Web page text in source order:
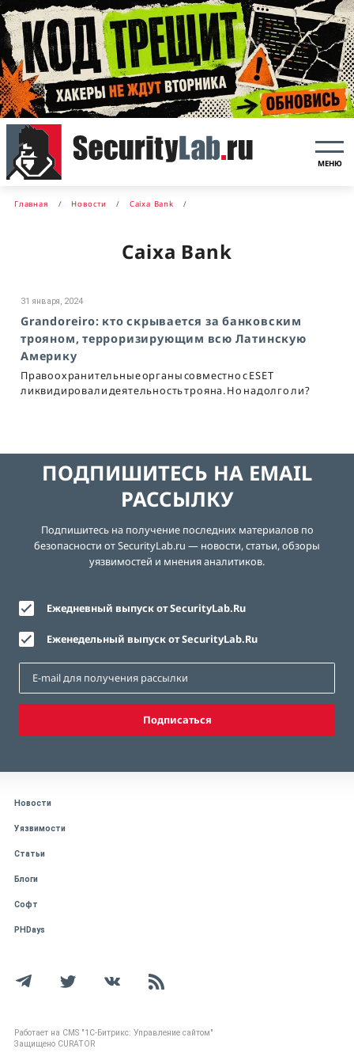
МЕНЮ
Главная Новости Caixa Bank
Caixa Bank
31 января, 2024
Grandoreiro: кто скрывается за банковским
трояном, терроризирующим всю Латинскую
Америку
Правоохранительные органы совместно с ESET
ликвидировали деятельность трояна. Но надолго ли?
ПОДПИШИТЕСЬ НА EMAIL
РАССЫЛКУ
Подпишитесь на получение последних материалов по
безопасности от SecurityLab.ru — новости, статьи, обзоры
уязвимостей и мнения аналитиков.
Ежедневный выпуск от SecurityLab.Ru
Еженедельный выпуск от SecurityLab.Ru
Подписаться
Новости
Уязвимости
Статьи
Блоги
Софт
PHDays
Работает на CMS "1С-Битрикс: Управление сайтом"
Защищено CURATOR